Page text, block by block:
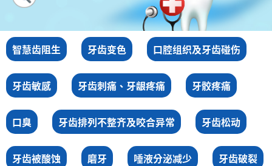
智慧齿阻生 牙齿变色 口腔组织及牙齿碰伤
牙齿敏感 牙齿刺痛、牙龈疼痛 牙骹疼痛
口臭 牙齿排列不整齐及咬合异常 牙齿松动
牙齿被酸蚀 磨牙 唾液分泌减少 牙齿破裂